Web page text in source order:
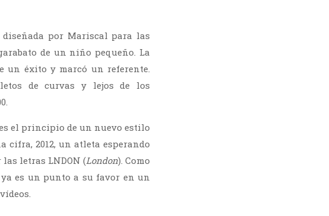
diseñada por Mariscal para las
de un niño pequeño. La
un éxito y marcó un referente.
de curvas y lejos de los
el principio de un nuevo estilo
cifra, 2012, un atleta esperando
letras LNDON (London). Como
es un punto a su favor en un